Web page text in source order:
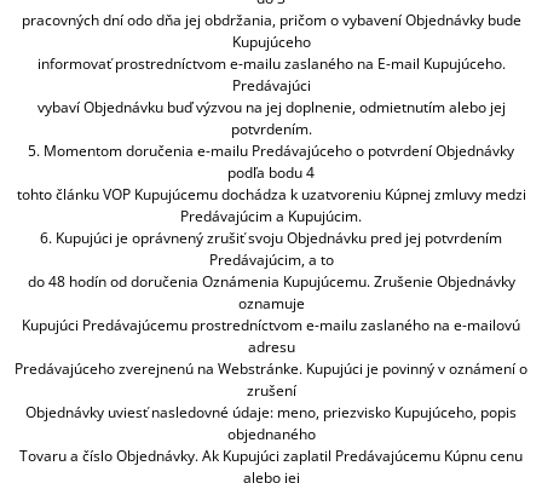
pracovných dní odo dňa jej obdržania, pričom o vybavení Objednávky bude
Kupujúceho
informovať prostredníctvom e-mailu zaslaného na E-mail Kupujúceho.
Predávajúci
vybaví Objednávku buď výzvou na jej doplnenie, odmietnutím alebo jej
potvrdením.
5. Momentom doručenia e-mailu Predávajúceho o potvrdení Objednávky
podľa bodu 4
tohto článku VOP Kupujúcemu dochádza k uzatvoreniu Kúpnej zmluvy medzi
Predávajúcim a Kupujúcim.
6. Kupujúci je oprávnený zrušiť svoju Objednávku pred jej potvrdením
Predávajúcim, a to
do 48 hodín od doručenia Oznámenia Kupujúcemu. Zrušenie Objednávky
oznamuje
Kupujúci Predávajúcemu prostredníctvom e-mailu zaslaného na e-mailovú
adresu
Predávajúceho zverejnenú na Webstránke. Kupujúci je povinný v oznámení o
zrušení
Objednávky uviesť nasledovné údaje: meno, priezvisko Kupujúceho, popis
objednaného
Tovaru a číslo Objednávky. Ak Kupujúci zaplatil Predávajúcemu Kúpnu cenu
alebo jej